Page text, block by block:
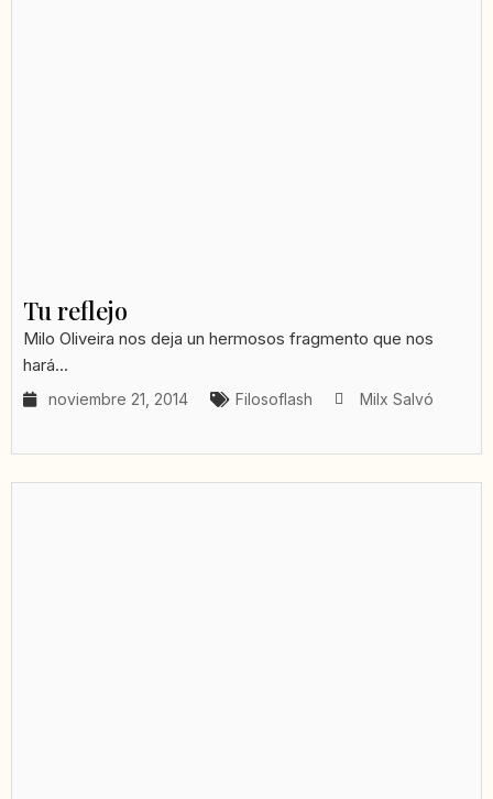
Tu reflejo
Milo Oliveira nos deja un hermosos fragmento que nos
hará...
noviembre 21, 2014 Filosoflash Milx Salvó